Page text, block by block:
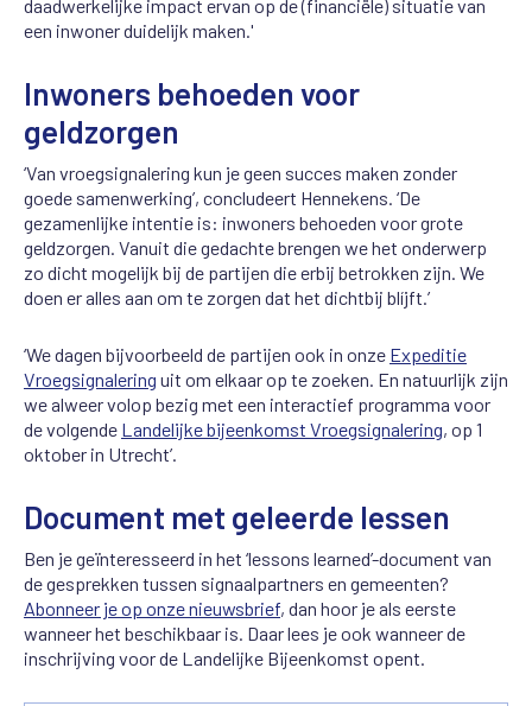
daadwerkelijke impact ervan op de (financiële) situatie van
een inwoner duidelijk maken.'
Inwoners behoeden voor
geldzorgen
‘Van vroegsignalering kun je geen succes maken zonder
goede samenwerking’, concludeert Hennekens. ‘De
gezamenlijke intentie is: inwoners behoeden voor grote
geldzorgen. Vanuit die gedachte brengen we het onderwerp
zo dicht mogelijk bij de partijen die erbij betrokken zijn. We
doen er alles aan om te zorgen dat het dichtbij blíjft.’
‘We dagen bijvoorbeeld de partijen ook in onze Expeditie
Vroegsignalering uit om elkaar op te zoeken. En natuurlijk zijn
we alweer volop bezig met een interactief programma voor
de volgende Landelijke bijeenkomst Vroegsignalering, op 1
oktober in Utrecht’.
Document met geleerde lessen
Ben je geïnteresseerd in het ‘lessons learned’-document van
de gesprekken tussen signaalpartners en gemeenten?
Abonneer je op onze nieuwsbrief, dan hoor je als eerste
wanneer het beschikbaar is. Daar lees je ook wanneer de
inschrijving voor de Landelijke Bijeenkomst opent.